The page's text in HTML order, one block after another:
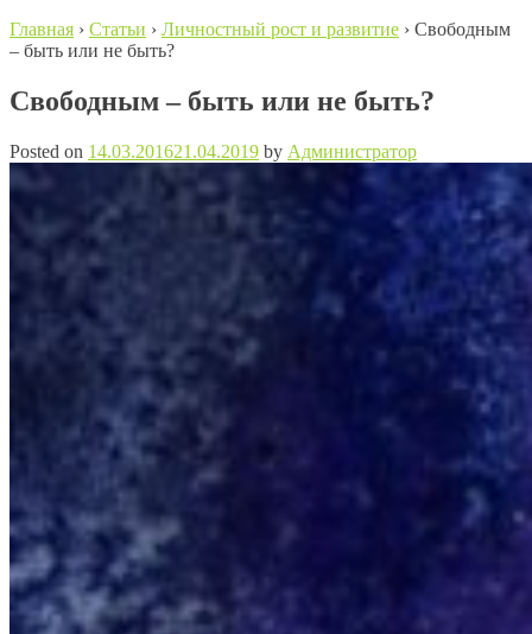
Главная › Статьи › Личностный рост и развитие › Свободным
– быть или не быть?
Свободным – быть или не быть?
Posted on 14.03.201621.04.2019 by Администратор